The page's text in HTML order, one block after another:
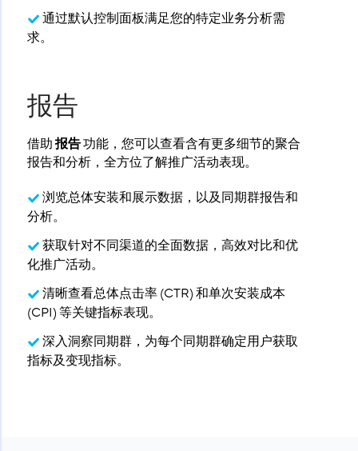
通过默认控制面板满足您的特定业务分析需
求。
报告
借助报告​ 功能，您可以查看含有更多细节的聚合
报告和分析，全方位了解推广活动表现。
浏览总体安装和展示数据，以及同期群报告和
分析。
获取针对不同渠道的全面数据，高效对比和优
化推广活动。
清晰查看总体点击率 (CTR) 和单次安装成本
(CPI) 等关键指标表现。
深入洞察同期群，为每个同期群确定用户获取
指标及变现指标。